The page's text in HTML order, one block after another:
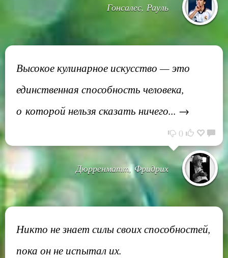
Гонсалес, Рауль
Высокое кулинарное искусство — это
единственная способность человека,
о которой нельзя сказать ничего... →
0
Дюрренматт, Фридрих
Никто не знает силы своих способностей,
пока он не испытал их.